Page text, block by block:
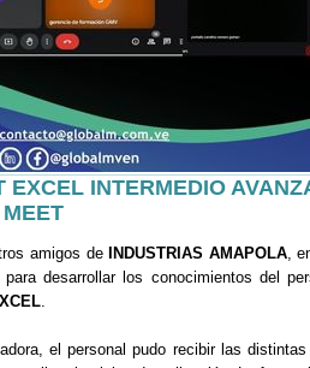
EXCEL INTERMEDIO
amigos deINDUSTRIAS AMAPOLA,
desarrollar los conocimientos del
el personal pudo recibir las